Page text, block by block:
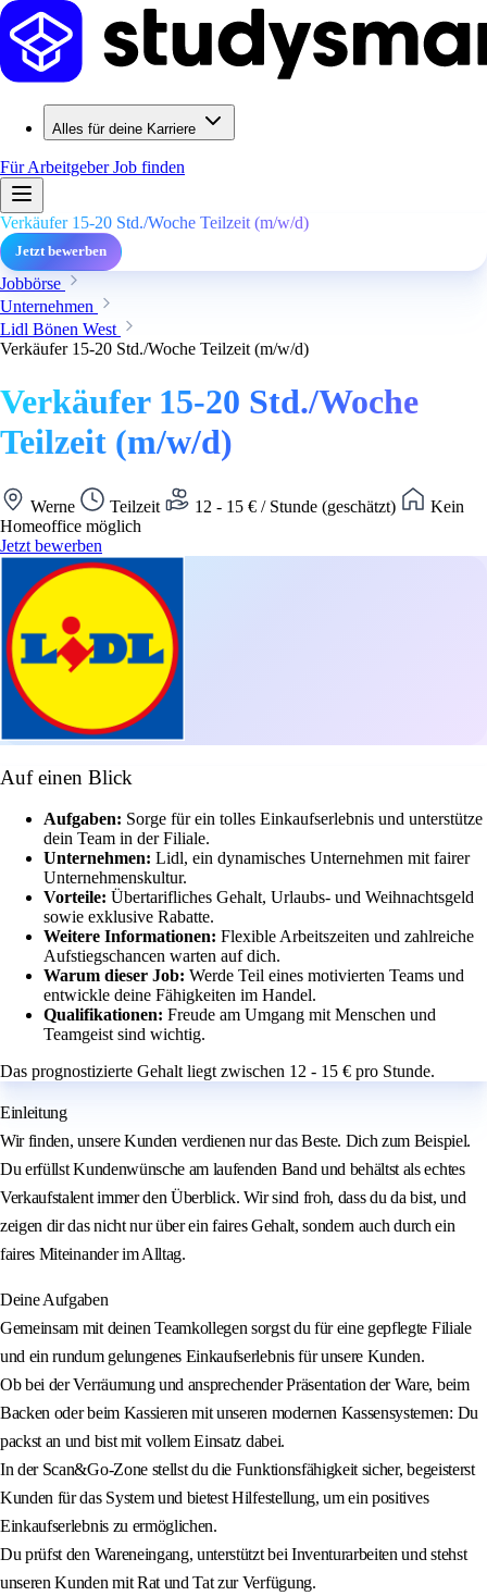
Alles für deine Karriere
Für ArbeitgeberJob finden
Verkäufer 15-20 Std./Woche Teilzeit (m/w/d)
Jetzt bewerben
Jobbörse
Unternehmen
Lidl Bönen West
Verkäufer 15-20 Std./Woche Teilzeit (m/w/d)
Verkäufer 15-20 Std./Woche
Teilzeit (m/w/d)
Werne Teilzeit 12 - 15 € / Stunde (geschätzt)
Kein
Homeoffice möglich
Jetzt bewerben
Auf einen Blick
Aufgaben: Sorge für ein tolles Einkaufserlebnis und unterstütze
dein Team in der Filiale.
Unternehmen: Lidl, ein dynamisches Unternehmen mit fairer
Unternehmenskultur.
Vorteile: Übertarifliches Gehalt, Urlaubs- und Weihnachtsgeld
sowie exklusive Rabatte.
Weitere Informationen: Flexible Arbeitszeiten und zahlreiche
Aufstiegschancen warten auf dich.
Warum dieser Job: Werde Teil eines motivierten Teams und
entwickle deine Fähigkeiten im Handel.
Qualifikationen: Freude am Umgang mit Menschen und
Teamgeist sind wichtig.
Das prognostizierte Gehalt liegt zwischen 12 - 15 € pro Stunde.
Einleitung
Wir finden, unsere Kunden verdienen nur das Beste. Dich zum Beispiel.
Du erfüllst Kundenwünsche am laufenden Band und behältst als echtes
Verkaufstalent immer den Überblick. Wir sind froh, dass du da bist, und
zeigen dir das nicht nur über ein faires Gehalt, sondern auch durch ein
faires Miteinander im Alltag.
Deine Aufgaben
Gemeinsam mit deinen Teamkollegen sorgst du für eine gepflegte Filiale
und ein rundum gelungenes Einkaufserlebnis für unsere Kunden.
Ob bei der Verräumung und ansprechender Präsentation der Ware, beim
Backen oder beim Kassieren mit unseren modernen Kassensystemen: Du
packst an und bist mit vollem Einsatz dabei.
In der Scan&Go-Zone stellst du die Funktionsfähigkeit sicher, begeisterst
Kunden für das System und bietest Hilfestellung, um ein positives
Einkaufserlebnis zu ermöglichen.
Du prüfst den Wareneingang, unterstützt bei Inventurarbeiten und stehst
unseren Kunden mit Rat und Tat zur Verfügung.